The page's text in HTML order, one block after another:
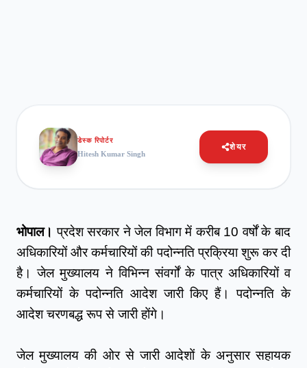
डेस्क रिपोर्टर
Hitesh Kumar Singh
शेयर
भोपाल। प्रदेश सरकार ने जेल विभाग में करीब 10 वर्षों के बाद
अधिकारियों और कर्मचारियों की पदोन्नति प्रक्रिया शुरू कर दी
है। जेल मुख्यालय ने विभिन्न संवर्गों के पात्र अधिकारियों व
कर्मचारियों के पदोन्नति आदेश जारी किए हैं। पदोन्नति के
आदेश चरणबद्ध रूप से जारी होंगे।
जेल मुख्यालय की ओर से जारी आदेशों के अनुसार सहायक